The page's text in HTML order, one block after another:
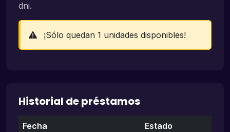
dni.
¡Sólo quedan 1 unidades disponibles!
Historial de préstamos
Fecha Estado